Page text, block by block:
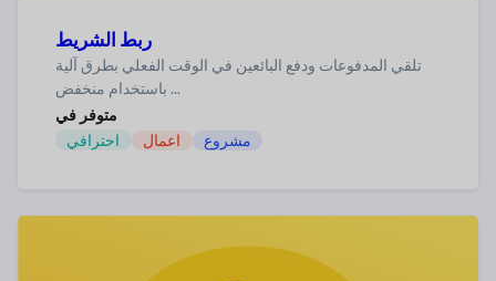
ربط الشريط
تلقي المدفوعات ودفع البائعين في الوقت الفعلي بطرق آلية
باستخدام منخفض ...
متوفر في
احترافي
اعمال مشروع